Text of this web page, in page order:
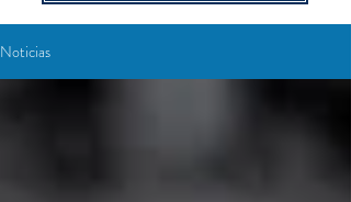
Noticias